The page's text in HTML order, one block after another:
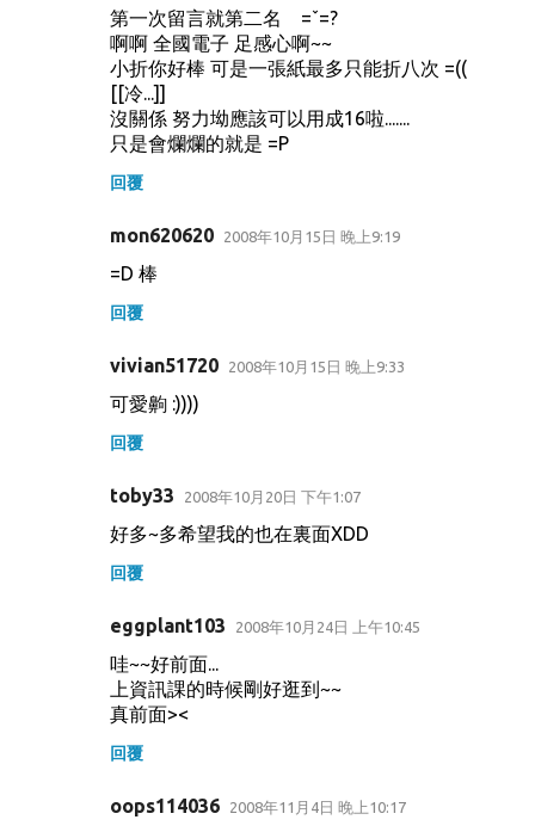
第一次留言就第二名 =ˇ=?
啊啊 全國電子 足感心啊~~
小折你好棒 可是一張紙最多只能折八次 =((
[[冷...]]
沒關係 努力坳應該可以用成16啦.......
只是會爛爛的就是 =P
回覆
mon620620 2008年10月15日 晚上9:19
=D 棒
回覆
vivian51720 2008年10月15日 晚上9:33
可愛齁 :))))
回覆
toby33 2008年10月20日 下午1:07
好多~多希望我的也在裏面XDD
回覆
eggplant103 2008年10月24日 上午10:45
哇~~好前面...
上資訊課的時候剛好逛到~~
真前面><
回覆
oops114036 2008年11月4日 晚上10:17